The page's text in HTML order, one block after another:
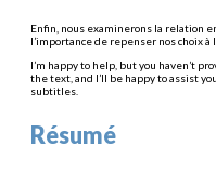
Enfin, nous examinerons la relation
l’importance de repenser nos choix
I’m happy to help, but you haven’t
the text, and I’ll be happy to assist
subtitles.
Résumé